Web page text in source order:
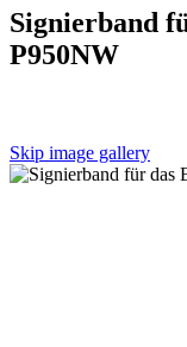
Signierband
P950NW
Skip image gallery